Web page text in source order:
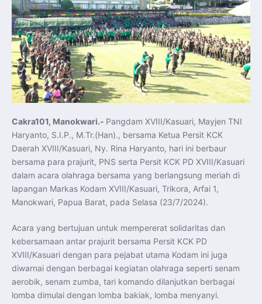
Pelatihan Signal Radio untuk Misi Pertahanan Udara dan
Radar
Menkeu Purbaya Instruksikan Penyelarasan Aturan KEK
untuk Perkuat Daya Saing Industri Dalam Negeri
Mentan Amran Pacu Produksi Gula Nasional, Target
Swasembada Gula Putih Dua Tahun dan Tembus 3 Juta
Ton
Menlu Sugiono Tekankan Inovasi sebagai Kunci
Penguatan Kerja Sama Konkret ASEAN Plus Three
Latma ORRUDA 2026 di Vladivostok Perkuat Diplomasi
Maritim TNI AL dan Rusia
Latihan DACT di Exercise Pitch Black 2026 Tingkatkan
Kesiapan Tempur Penerbang TNI AU
Menjadi Penopang Stabilitas Kawasan”
ASEAN dan Amerika Serikat Perkuat Kemitraan untuk
Jaga Stabilitas Kawasan dan Dorong Pertumbuhan
Ekonomi
Presiden Prabowo Terima Direktur FBI, Indonesia dan AS
Perkuat Kerja Sama Repatriasi Artefak Budaya
Menteri PKP dan Ketua DEN Perkuat Kolaborasi
Teknologi, Data, dan Pembiayaan Demi Percepatan
Program 3 Juta Rumah
Pendaftaran MagangHub Angkatan II Batch 1 Dibuka
hingga 28 Juli 2026, Kesempatan Raih Pengalaman Kerja
KASAU Bekali 154 Perwira Remaja AAU 2026, Tekankan
Integritas dan Profesionalisme sebagai Bekal
Pengabdian
Menlu Sugiono Dorong Kemitraan ASEAN–Inggris yang
Lebih Erat Hadapi Tantangan Global
Indonesia Dorong ASEAN dan Uni Eropa Perkuat
Stabilitas Global melalui Kemitraan Strategis
Menlu RI Dorong Kemitraan Ekonomi ASEAN–Korea
Selatan untuk Perkuat Ketahanan Kawasan
Kemitraan ASEAN–Kanada Perkuat Ketahanan Ekonomi,
Cakra101, Manokwari.- Pangdam XVIII/Kasuari, Mayjen TNI
Haryanto, S.I.P., M.Tr.(Han)., bersama Ketua Persit KCK
Daerah XVIII/Kasuari, Ny. Rina Haryanto, hari ini berbaur
bersama para prajurit, PNS serta Persit KCK PD XVIII/Kasuari
dalam acara olahraga bersama yang berlangsung meriah di
lapangan Markas Kodam XVIII/Kasuari, Trikora, Arfai 1,
Manokwari, Papua Barat, pada Selasa (23/7/2024).
Acara yang bertujuan untuk mempererat solidaritas dan
kebersamaan antar prajurit bersama Persit KCK PD
XVIII/Kasuari dengan para pejabat utama Kodam ini juga
diwarnai dengan berbagai kegiatan olahraga seperti senam
aerobik, senam zumba, tari komando dilanjutkan berbagai
lomba dimulai dengan lomba bakiak, lomba menyanyi.